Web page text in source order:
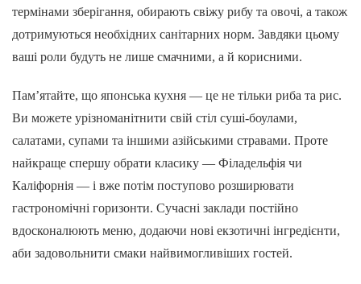
термінами зберігання, обирають свіжу рибу та овочі, а також
дотримуються необхідних санітарних норм. Завдяки цьому
ваші роли будуть не лише смачними, а й корисними.
Пам’ятайте, що японська кухня — це не тільки риба та рис.
Ви можете урізноманітнити свій стіл суші-боулами,
салатами, супами та іншими азійськими стравами. Проте
найкраще спершу обрати класику — Філадельфія чи
Каліфорнія — і вже потім поступово розширювати
гастрономічні горизонти. Сучасні заклади постійно
вдосконалюють меню, додаючи нові екзотичні інгредієнти,
аби задовольнити смаки найвимогливіших гостей.